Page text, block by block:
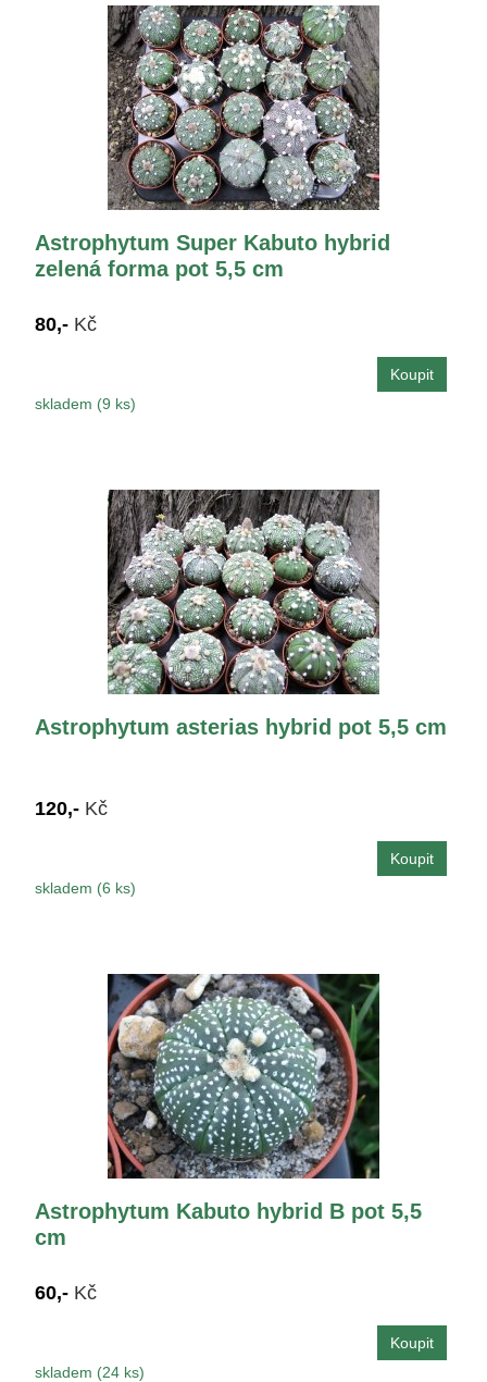
Astrophytum Super Kabuto hybrid
zelená forma pot 5,5 cm
80,- Kč
skladem (9 ks)
Astrophytum asterias hybrid pot 5,5 cm
120,- Kč
skladem (6 ks)
Astrophytum Kabuto hybrid B pot 5,5
cm
60,- Kč
skladem (24 ks)